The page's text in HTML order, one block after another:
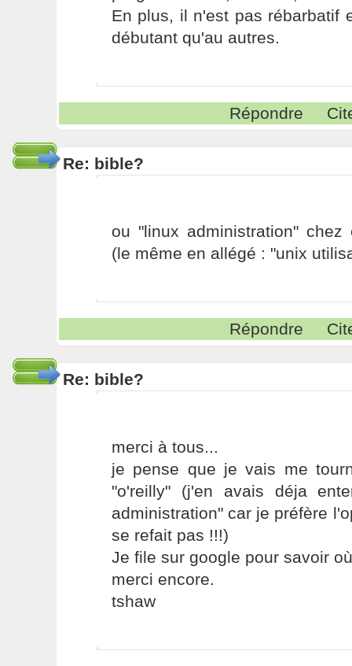
En plus, il n'est pas rébarbatif
débutant qu'au autres.
Répondre
Re: bible?
ou "linux administration"
(le même en allégé : "unix
Répondre
Re: bible?
merci à tous...
je pense que je vais me
"o'reilly" (j'en avais déja
administration" car je préfère
se refait pas !!!)
Je file sur google pour savoir
merci encore.
tshaw